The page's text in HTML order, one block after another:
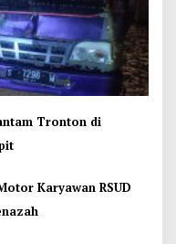
Tronton di
Karyawan RSUD